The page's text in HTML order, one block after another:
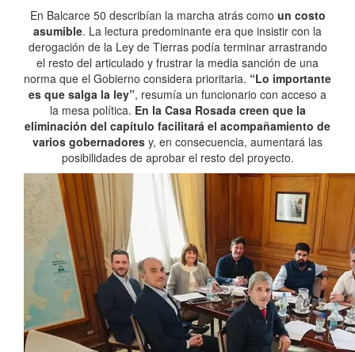
En Balcarce 50 describían la marcha atrás como un costo
asumible. La lectura predominante era que insistir con la
derogación de la Ley de Tierras podía terminar arrastrando
el resto del articulado y frustrar la media sanción de una
norma que el Gobierno considera prioritaria. “Lo importante
es que salga la ley”, resumía un funcionario con acceso a
la mesa política. En la Casa Rosada creen que la
eliminación del capítulo facilitará el acompañamiento de
varios gobernadores y, en consecuencia, aumentará las
posibilidades de aprobar el resto del proyecto.